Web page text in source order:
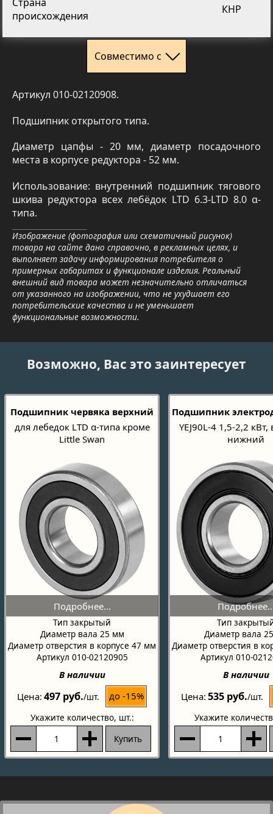
происхождения
КНР
Совместимо с
Артикул 010-02120908.
Подшипник открытого типа.
Диаметр цапфы - 20 мм, диаметр посадочного
места в корпусе редуктора - 52 мм.
Использование: внутренний подшипник тягового
шкива редуктора всех лебёдок LTD 6.3-LTD 8.0 α-
типа.
Изображение (фотография или схематичный рисунок)
товара на сайте дано справочно, в рекламных целях, и
выполняет задачу информирования потребителя о
примерных габаритах и функционале изделия. Реальный
внешний вид товара может незначительно отличаться
от указанного на изображении, что не ухудшает его
потребительские качества и не уменьшает
функциональные возможности.
Возможно, Вас это заинтересует
Подшипник червяка верхний
для лебедок LTD α-типа кроме
Little Swan
Тип закрытый
Диаметр вала 25 мм
Диаметр отверстия в корпусе 47 мм
Артикул 010-02120905
В наличии
Цена 497 руб./шт. до -15%
Укажите количество, шт.:
Купить
Подшипник
YEJ90L-4 1,5-2,2
нижний
Тип
Диаметр вала
Диаметр отверстия в
Артикул 010-
В наличии
Цена 535 руб./шт.
Укажите